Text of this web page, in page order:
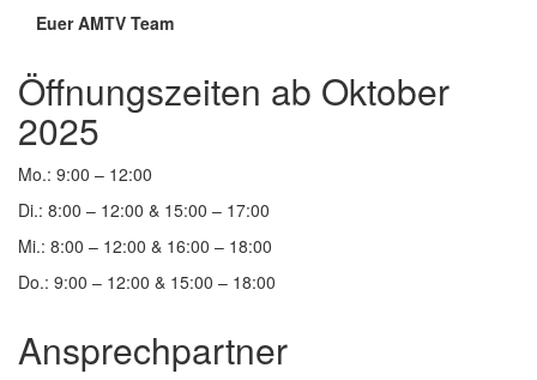
Euer AMTV Team
Öffnungszeiten ab Oktober
2025
Mo.: 9:00 – 12:00
Di.: 8:00 – 12:00 & 15:00 – 17:00
Mi.: 8:00 – 12:00 & 16:00 – 18:00
Do.: 9:00 – 12:00 & 15:00 – 18:00
Ansprechpartner